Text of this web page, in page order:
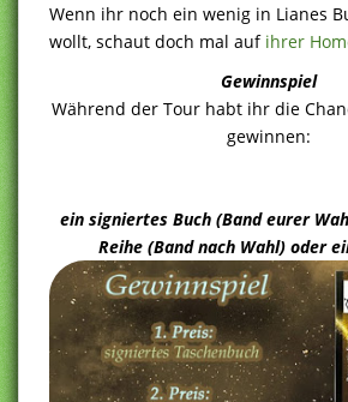
Wenn ihr noch ein wenig in Lianes
wollt, schaut doch mal auf ihrer
Gewinnspiel
Während der Tour habt ihr die
gewinnen:
ein signiertes Buch (Band eurer
Reihe (Band nach Wahl) oder